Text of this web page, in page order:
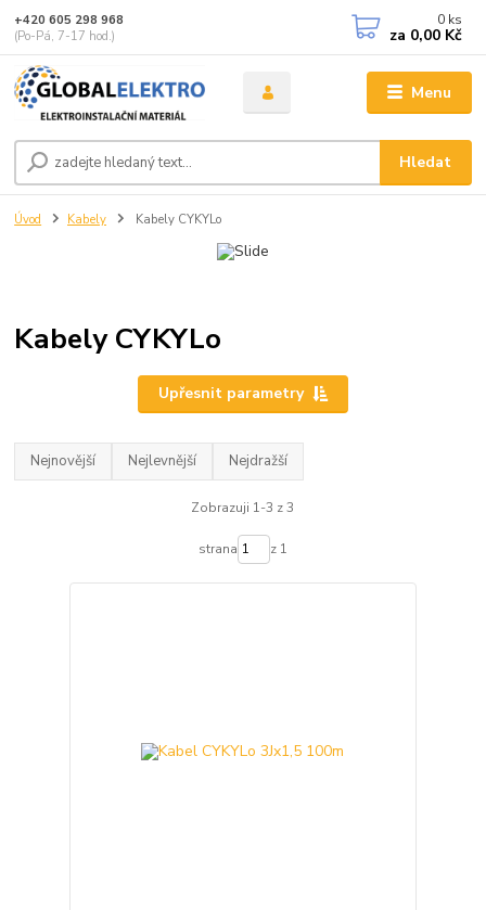
Menu
Hledat
+420 605 298 968
(Po-Pá, 7-17 hod.)
0 ks
za 0,00 Kč
Úvod Kabely Kabely CYKYLo
Kabely CYKYLo
Upřesnit parametry
Nejnovější Nejlevnější Nejdražší
Zobrazuji 1-3 z 3
strana z 1